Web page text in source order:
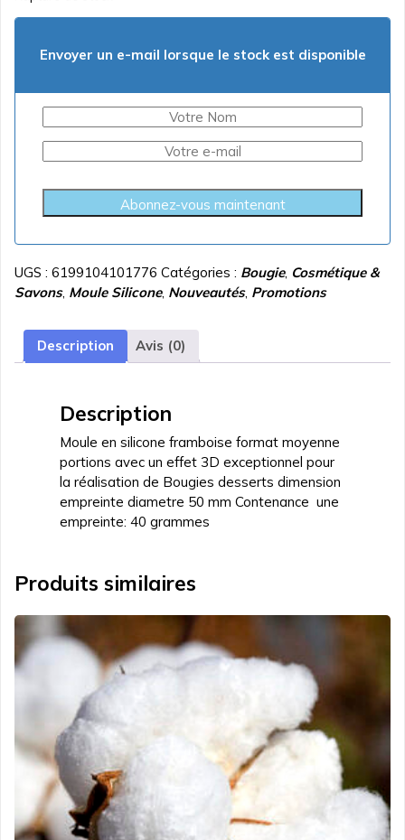
Envoyer un e-mail lorsque le stock est disponible
Abonnez-vous maintenant
UGS : 6199104101776 Catégories : Bougie, Cosmétique &
Savons, Moule Silicone, Nouveautés, Promotions
Description Avis (0)
Description
Moule en silicone framboise format moyenne
portions avec un effet 3D exceptionnel pour
la réalisation de Bougies desserts dimension
empreinte diametre 50 mm Contenance une
empreinte: 40 grammes
Produits similaires